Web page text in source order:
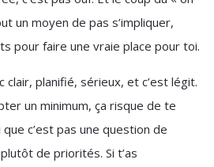
un moyen de pas s’impliquer,
pour faire une vraie place pour toi.
clair, planifié, sérieux, et c’est légit.
un minimum, ça risque de te
c’est pas une question de
de priorités. Si t’as